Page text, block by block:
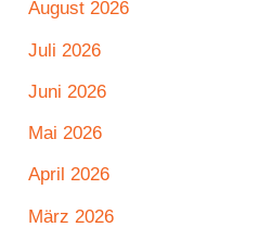
August 2026
Juli 2026
Juni 2026
Mai 2026
April 2026
März 2026